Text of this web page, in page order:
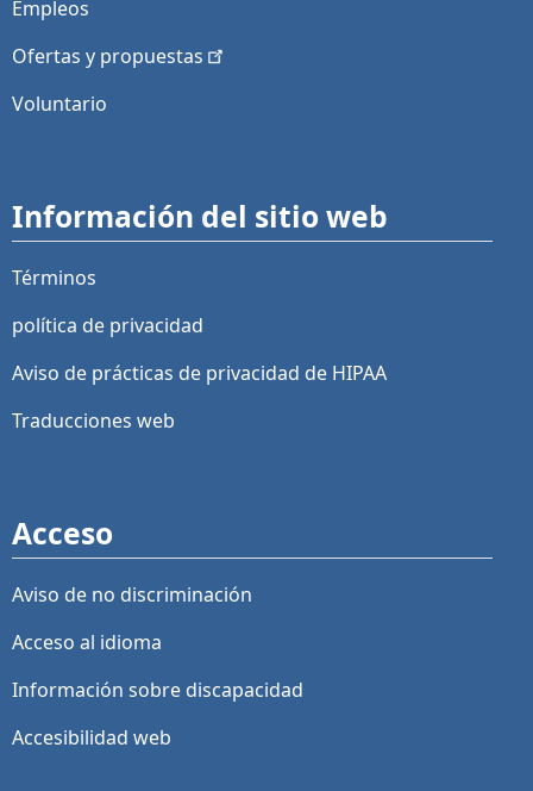
Empleos
Ofertas y propuestas
Voluntario
Información del sitio web
Términos
política de privacidad
Aviso de prácticas de privacidad de HIPAA
Traducciones web
Acceso
Aviso de no discriminación
Acceso al idioma
Información sobre discapacidad
Accesibilidad web